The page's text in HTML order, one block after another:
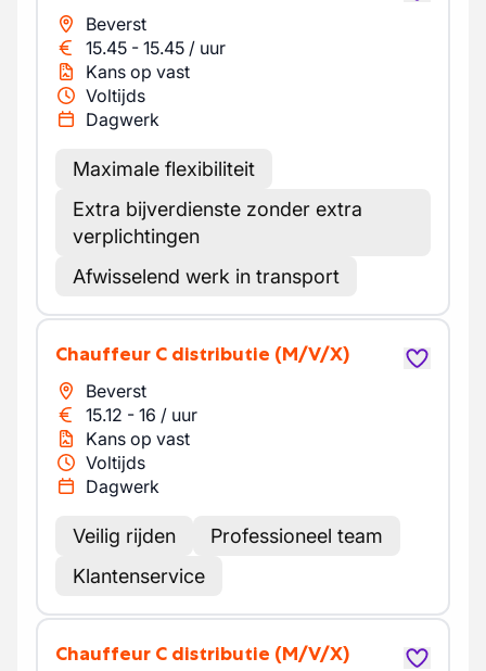
Beverst
15.45 - 15.45 / uur
Kans op vast
Voltijds
Dagwerk
Maximale flexibiliteit
Extra bijverdienste zonder extra
verplichtingen
Afwisselend werk in transport
Chauffeur C distributie (M/V/X)
Beverst
15.12 - 16 / uur
Kans op vast
Voltijds
Dagwerk
Veilig rijden
Professioneel team
Klantenservice
Chauffeur C distributie (M/V/X)